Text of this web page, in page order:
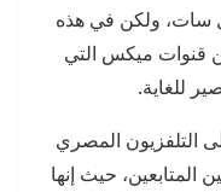
نايل سات، ولكن في هذه
قنوات ميكس التي
للغاية.
التلفزيون المصري
حيث إنها